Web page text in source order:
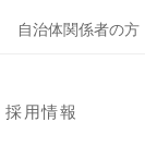
自治体関係者の方
採用情報